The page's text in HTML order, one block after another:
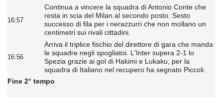
16:57
Continua a vincere la squadra di Antonio Conte che
resta in scia del Milan al secondo posto. Sesto
successo di fila per i nerazzurri che non mollano un
centimetri sui rivali cittadini.
16:56
Arriva il triplice fischio del direttore di gara che manda
le squadre negli spogliatoi. L'Inter supera 2-1 lo
Spezia grazie ai gol di Hakimi e Lukaku, per la
squadra di Italiano nel recupero ha segnato Piccoli.
Fine 2° tempo